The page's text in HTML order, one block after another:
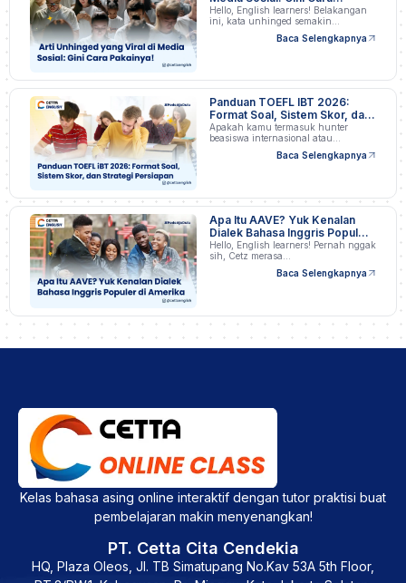
Pakainya!
Hello, English learners! Belakangan
ini, kata unhinged semakin…
Baca Selengkapnya
Panduan TOEFL IBT 2026:
Format Soal, Sistem Skor, dan
Strategi Persiapan
Apakah kamu termasuk hunter
beasiswa internasional atau
Baca Selengkapnya
Apa Itu AAVE? Yuk Kenalan
Dialek Bahasa Inggris Populer
di Amerika
Hello, English learners! Pernah nggak
sih, Cetz merasa…
Baca Selengkapnya
Kelas bahasa asing online interaktif dengan tutor praktisi buat
pembelajaran makin menyenangkan!
PT. Cetta Cita Cendekia
HQ, Plaza Oleos, Jl. TB Simatupang No.Kav 53A 5th Floor,